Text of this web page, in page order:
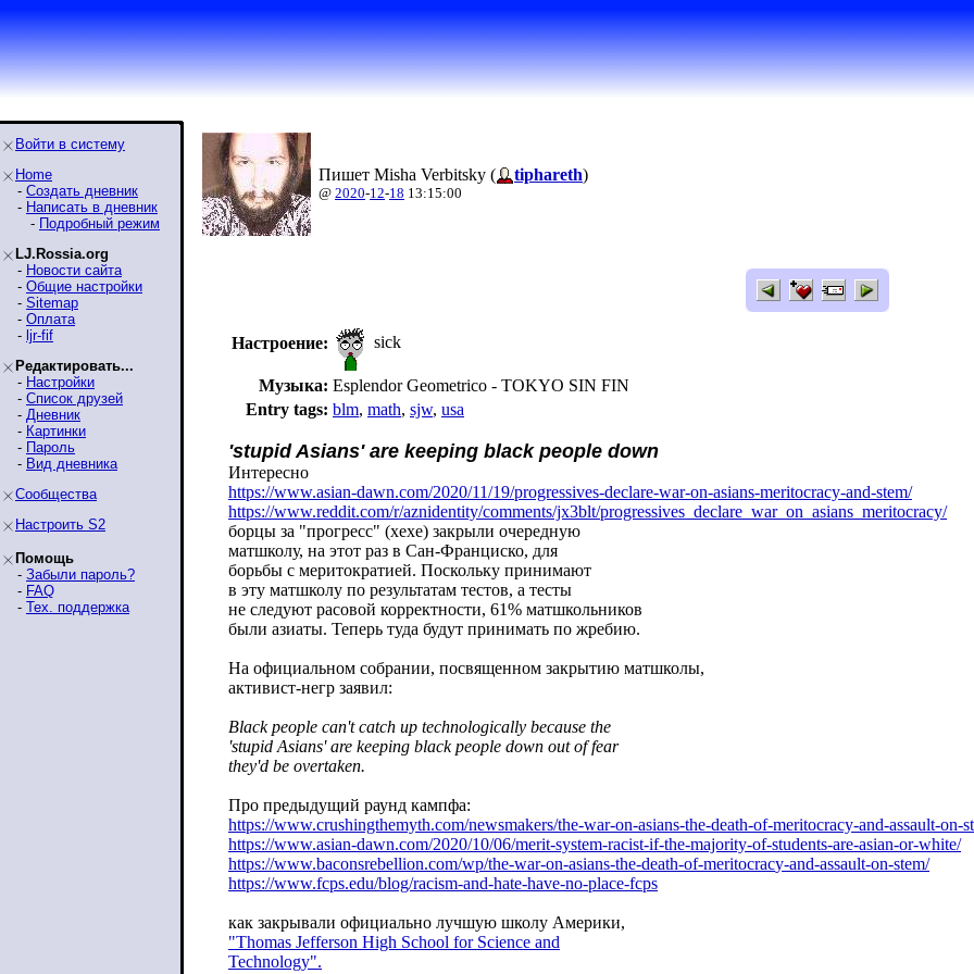
Войти в систему
Home
- Создать дневник
- Написать в дневник
- Подробный режим
LJ.Rossia.org
- Новости сайта
- Общие настройки
- Sitemap
- Оплата
- ljr-fif
Редактировать...
- Настройки
- Список друзей
- Дневник
- Картинки
- Пароль
- Вид дневника
Сообщества
Настроить S2
Помощь
- Забыли пароль?
- FAQ
- Тех. поддержка
Пишет Misha Verbitsky ( tiphareth)
@ 2020-12-18 13:15:00
Настроение: sick
Музыка: Esplendor Geometrico - TOKYO SIN FIN
Entry tags: blm, math, sjw, usa
'stupid Asians' are keeping black people down
Интересно
https://www.asian-dawn.com/2020/11/19/progressives-declare-war-on-asians-meritocracy-and-stem/
https://www.reddit.com/r/aznidentity/comments/jx3blt/progressives_declare_war_on_asians_meritocracy/
борцы за "прогресс" (хехе) закрыли очередную
матшколу, на этот раз в Сан-Франциско, для
борьбы с меритократией. Поскольку принимают
в эту матшколу по результатам тестов, а тесты
не следуют расовой корректности, 61% матшкольников
были азиаты. Теперь туда будут принимать по жребию.
На официальном собрании, посвященном закрытию матшколы,
активист-негр заявил:
Black people can't catch up technologically because the
'stupid Asians' are keeping black people down out of fear
they'd be overtaken.
Про предыдущий раунд кампфа:
https://www.crushingthemyth.com/newsmakers/the-war-on-asians-the-death-of-meritocracy-and-assault-on-
https://www.asian-dawn.com/2020/10/06/merit-system-racist-if-the-majority-of-students-are-asian-or-white/
https://www.baconsrebellion.com/wp/the-war-on-asians-the-death-of-meritocracy-and-assault-on-stem/
https://www.fcps.edu/blog/racism-and-hate-have-no-place-fcps
как закрывали официально лучшую школу Америки,
"Thomas Jefferson High School for Science and
Technology".